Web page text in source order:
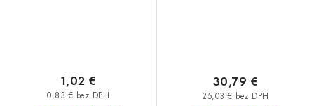
0,83 € bez DPH
1,02 €
25,03 € bez DPH
30,79 €